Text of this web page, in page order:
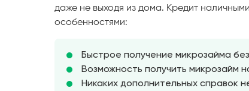
даже не выходя из дома. Кредит
особенностями:
Быстрое получение микрозайма
Возможность получить микрозайм
Никаких дополнительных справок